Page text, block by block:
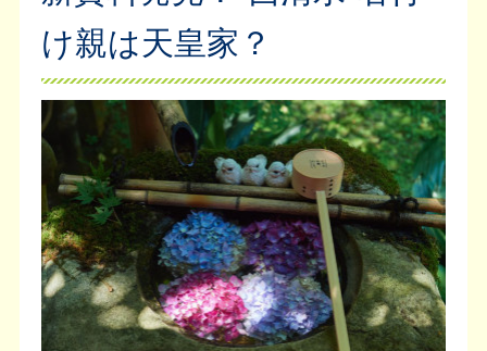
け親は天皇家？